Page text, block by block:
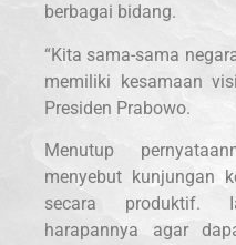
berbagai bidang.
“Kita sama-sama
memiliki kesamaan
Presiden Prabowo.
Menutup
menyebut kunjungan
secara produktif.
harapannya agar